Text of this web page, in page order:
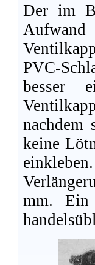
Der im
PVC-
besser
nachdem
keine
mm. Ein